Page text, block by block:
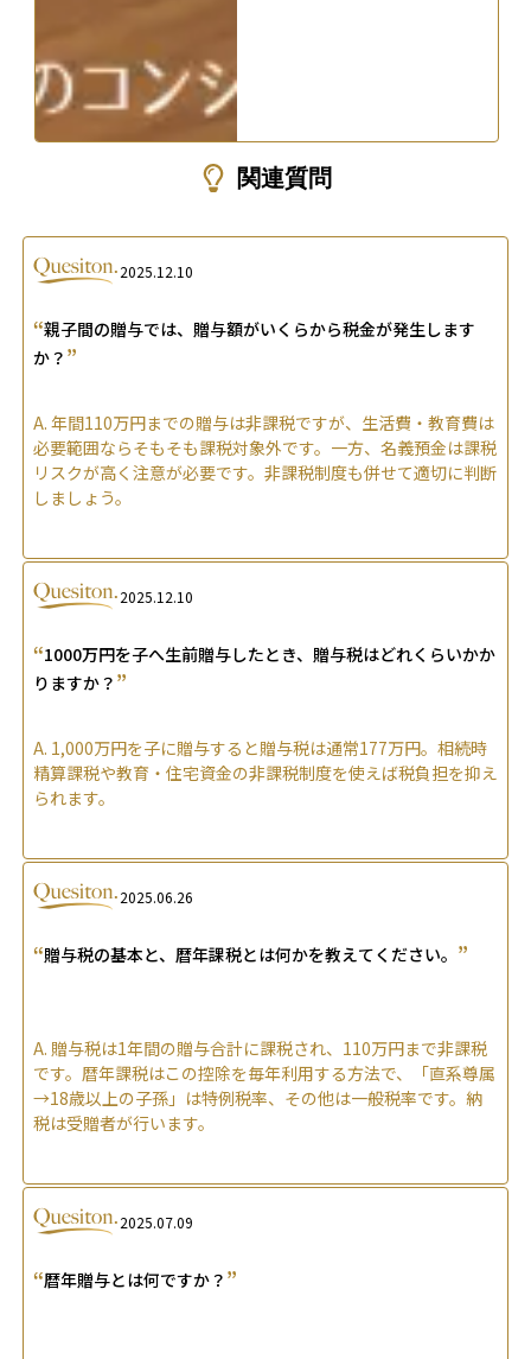
関連質問
2025.12.10
“親子間の贈与では、贈与額がいくらから税金が発生します
か？ ”
A. 年間110万円までの贈与は非課税ですが、生活費・教育費は
必要範囲ならそもそも課税対象外です。一方、名義預金は課税
リスクが高く注意が必要です。非課税制度も併せて適切に判断
しましょう。
2025.12.10
“1000万円を子へ生前贈与したとき、贈与税はどれくらいかか
りますか？ ”
A. 1,000万円を子に贈与すると贈与税は通常177万円。相続時
精算課税や教育・住宅資金の非課税制度を使えば税負担を抑え
られます。
2025.06.26
“贈与税の基本と、暦年課税とは何かを教えてください。 ”
A. 贈与税は1年間の贈与合計に課税され、110万円まで非課税
です。暦年課税はこの控除を毎年利用する方法で、「直系尊属
→18歳以上の子孫」は特例税率、その他は一般税率です。納
税は受贈者が行います。
2025.07.09
“暦年贈与とは何ですか？ ”